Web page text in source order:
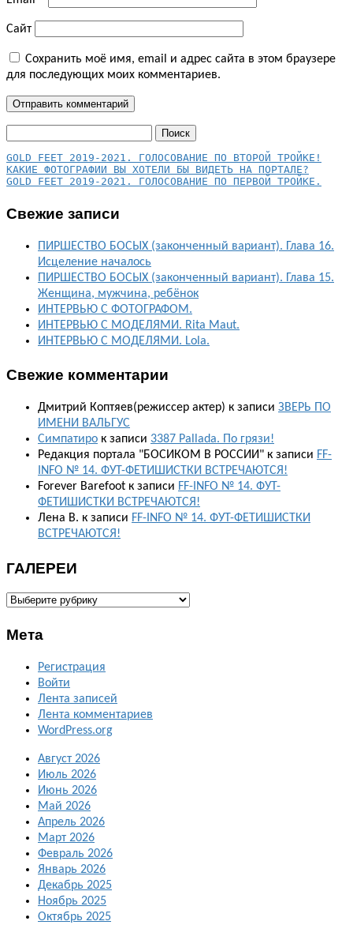
Сайт
Сохранить моё имя, email и адрес сайта в этом браузере
для последующих моих комментариев.
КАКИЕ ФОТОГРАФИИ ВЫ ХОТЕЛИ БЫ ВИДЕТЬ НА ПОРТАЛЕ?
GOLD FEET 2019-2021. ГОЛОСОВАНИЕ ПО ПЕРВОЙ ТРОЙКЕ.
Свежие записи
ПИРШЕСТВО БОСЫХ (законченный вариант). Глава 16.
Исцеление началось
ПИРШЕСТВО БОСЫХ (законченный вариант). Глава 15.
Женщина, мужчина, ребёнок
ИНТЕРВЬЮ С ФОТОГРАФОМ.
ИНТЕРВЬЮ С МОДЕЛЯМИ. Rita Maut.
ИНТЕРВЬЮ С МОДЕЛЯМИ. Lola.
Свежие комментарии
Дмитрий Коптяев(режиссер актер) к записи ЗВЕРЬ ПО
ИМЕНИ ВАЛЬГУС
Симпатиро к записи 3387 Pallada. По грязи!
Редакция портала "БОСИКОМ В РОССИИ" к записи FF-
INFO № 14. ФУТ-ФЕТИШИСТКИ ВСТРЕЧАЮТСЯ!
Forever Barefoot к записи FF-INFO № 14. ФУТ-
ФЕТИШИСТКИ ВСТРЕЧАЮТСЯ!
Лена В. к записи FF-INFO № 14. ФУТ-ФЕТИШИСТКИ
ВСТРЕЧАЮТСЯ!
ГАЛЕРЕИ
ГАЛЕРЕИ
Мета
Регистрация
Войти
Лента записей
Лента комментариев
WordPress.org
Август 2026
Июль 2026
Июнь 2026
Май 2026
Апрель 2026
Март 2026
Февраль 2026
Январь 2026
Декабрь 2025
Ноябрь 2025
Октябрь 2025